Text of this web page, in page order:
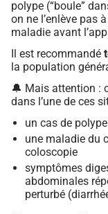
polype (“boule”
on ne l’enlève pas
maladie avant
Il est recommandé
la population
🔔 Mais attention :
dans l’une de ces
un cas de
une maladie du
coloscopie
symptômes
abdominales
perturbé